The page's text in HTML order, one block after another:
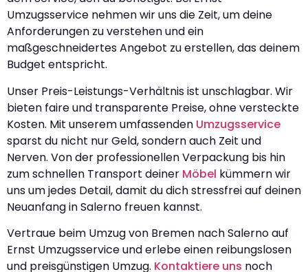
Umzugsservice nehmen wir uns die Zeit, um deine
Anforderungen zu verstehen und ein
maßgeschneidertes Angebot zu erstellen, das deinem
Budget entspricht.
Unser Preis-Leistungs-Verhältnis ist unschlagbar. Wir
bieten faire und transparente Preise, ohne versteckte
Kosten. Mit unserem umfassenden Umzugsservice
sparst du nicht nur Geld, sondern auch Zeit und
Nerven. Von der professionellen Verpackung bis hin
zum schnellen Transport deiner Möbel kümmern wir
uns um jedes Detail, damit du dich stressfrei auf deinen
Neuanfang in Salerno freuen kannst.
Vertraue beim Umzug von Bremen nach Salerno auf
Ernst Umzugsservice und erlebe einen reibungslosen
und preisgünstigen Umzug. Kontaktiere uns noch